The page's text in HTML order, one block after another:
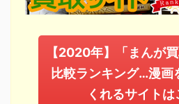
【2020年】「まんが
比較ランキング…漫画
くれるサイトは